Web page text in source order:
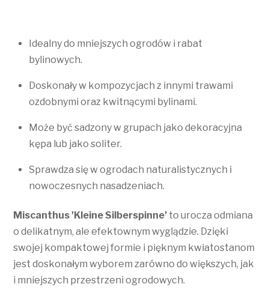
Idealny do mniejszych ogrodów i rabat
bylinowych.
Doskonały w kompozycjach z innymi trawami
ozdobnymi oraz kwitnącymi bylinami.
Może być sadzony w grupach jako dekoracyjna
kępa lub jako soliter.
Sprawdza się w ogrodach naturalistycznych i
nowoczesnych nasadzeniach.
Miscanthus 'Kleine Silberspinne’ to urocza odmiana
o delikatnym, ale efektownym wyglądzie. Dzięki
swojej kompaktowej formie i pięknym kwiatostanom
jest doskonałym wyborem zarówno do większych, jak
i mniejszych przestrzeni ogrodowych.